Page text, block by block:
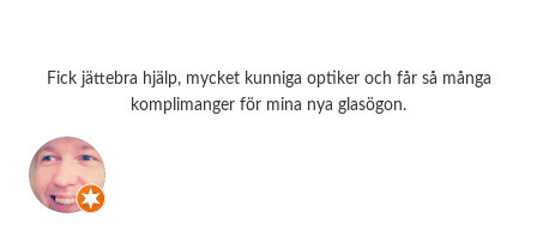
Fick jättebra hjälp, mycket kunniga optiker och får så många
komplimanger för mina nya glasögon.